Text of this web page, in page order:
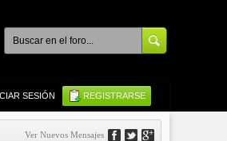
SESIÓN REGISTRARSE
Ver Nuevos Mensajes